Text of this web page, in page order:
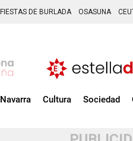
FIESTAS DE BURLADA OSASUNA
Navarra Cultura Sociedad